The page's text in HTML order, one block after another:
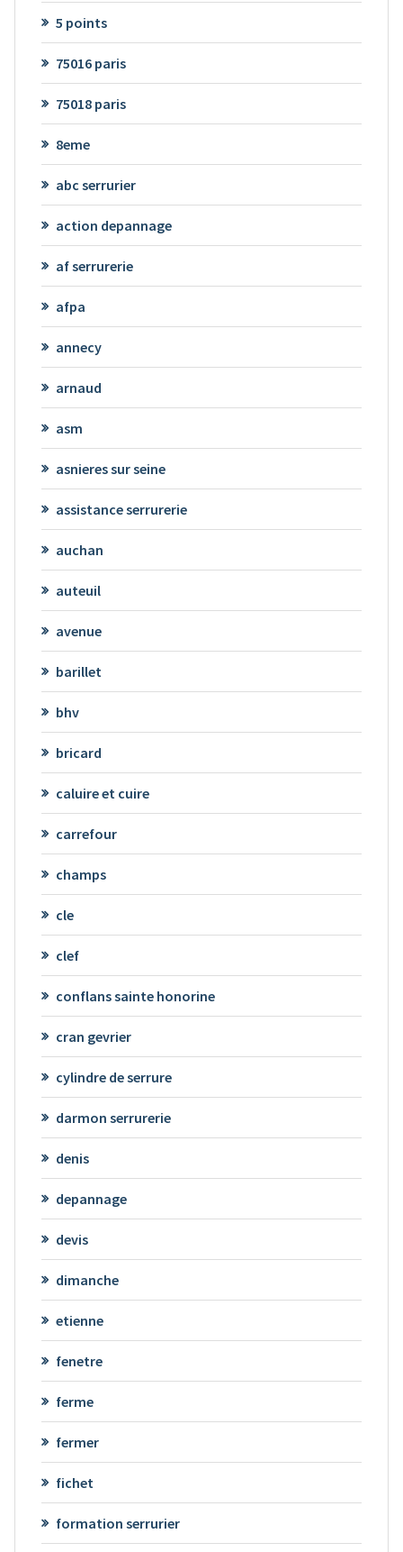
5 points
75016 paris
75018 paris
8eme
abc serrurier
action depannage
af serrurerie
afpa
annecy
arnaud
asm
asnieres sur seine
assistance serrurerie
auchan
auteuil
avenue
barillet
bhv
bricard
caluire et cuire
carrefour
champs
cle
clef
conflans sainte honorine
cran gevrier
cylindre de serrure
darmon serrurerie
denis
depannage
devis
dimanche
etienne
fenetre
ferme
fermer
fichet
formation serrurier